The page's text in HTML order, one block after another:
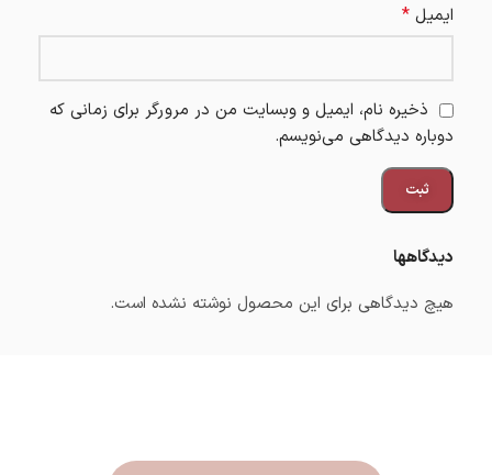
دیدگاهها
هیچ دیدگاهی برای این محصول نوشته نشده است.
ایمیل *
ذخیره نام، ایمیل و وبسایت من در مرورگر برای زمانی که
دوباره دیدگاهی می‌نویسم.